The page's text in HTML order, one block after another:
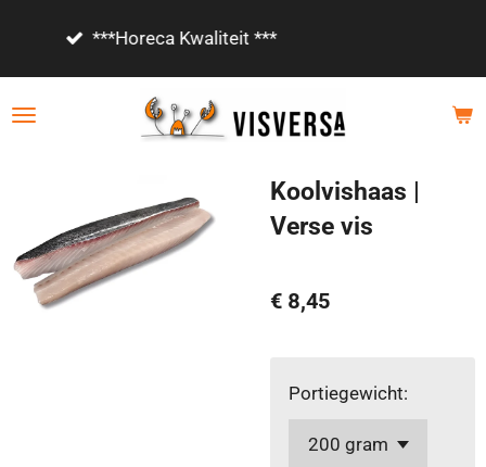
de
Vanaf €85,- gratis bezorgd!
Koolvishaas |
Verse vis
€ 8,45
Portiegewicht: